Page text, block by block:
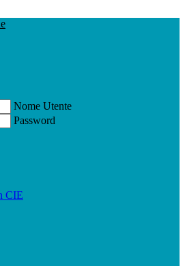
Nome Utente
Password
CIE